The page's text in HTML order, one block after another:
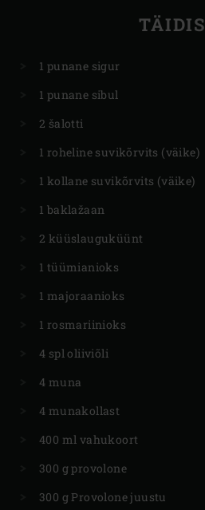
TÄIDIS
1 punane sigur
1 punane sibul
2 šalotti
1 roheline suvikõrvits (väike)
1 kollane suvikõrvits (väike)
1 baklažaan
2 küüslauguküünt
1 tüümianioks
1 majoraanioks
1 rosmariinioks
4 spl oliiviõli
4 muna
4 munakollast
400 ml vahukoort
300 g provolone
300 g Provolone juustu